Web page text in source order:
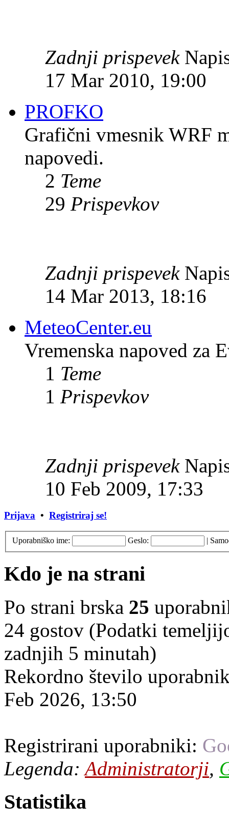
Zadnji prispevek
17 Mar 2010, 19:00
PROFKO
Grafični vmesnik WRF
napovedi.
2 Teme
29 Prispevkov
Zadnji prispevek
14 Mar 2013, 18:16
MeteoCenter.eu
Vremenska napoved za
1 Teme
1 Prispevkov
Zadnji prispevek
10 Feb 2009, 17:33
Prijava • Registriraj se!
Uporabniško ime: Geslo: |
Kdo je na strani
Po strani brska 25
24 gostov (Podatki
zadnjih 5 minutah)
Rekordno število
Feb 2026, 13:50
Registrirani uporabniki:
Legenda:Administratorji,
Statistika